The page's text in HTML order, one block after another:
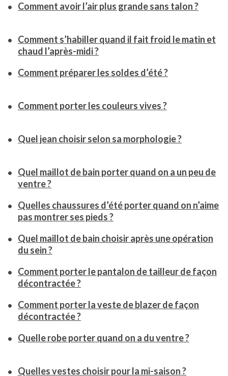
Comment avoir l’air plus grande sans talon ?
Comment s’habiller quand il fait froid le matin et
chaud l’après-midi ?
Comment préparer les soldes d’été ?
Comment porter les couleurs vives ?
Quel jean choisir selon sa morphologie ?
Quel maillot de bain porter quand on a un peu de
ventre ?
Quelles chaussures d’été porter quand on n’aime
pas montrer ses pieds ?
Quel maillot de bain choisir après une opération
du sein ?
Comment porter le pantalon de tailleur de façon
décontractée ?
Comment porter la veste de blazer de façon
décontractée ?
Quelle robe porter quand on a du ventre ?
Quelles vestes choisir pour la mi-saison ?